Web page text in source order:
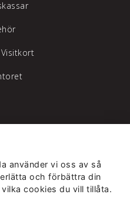
Visitkort
302 41 Halmstad
använder vi oss av så
och förbättra din
cookies du vill tillåta.